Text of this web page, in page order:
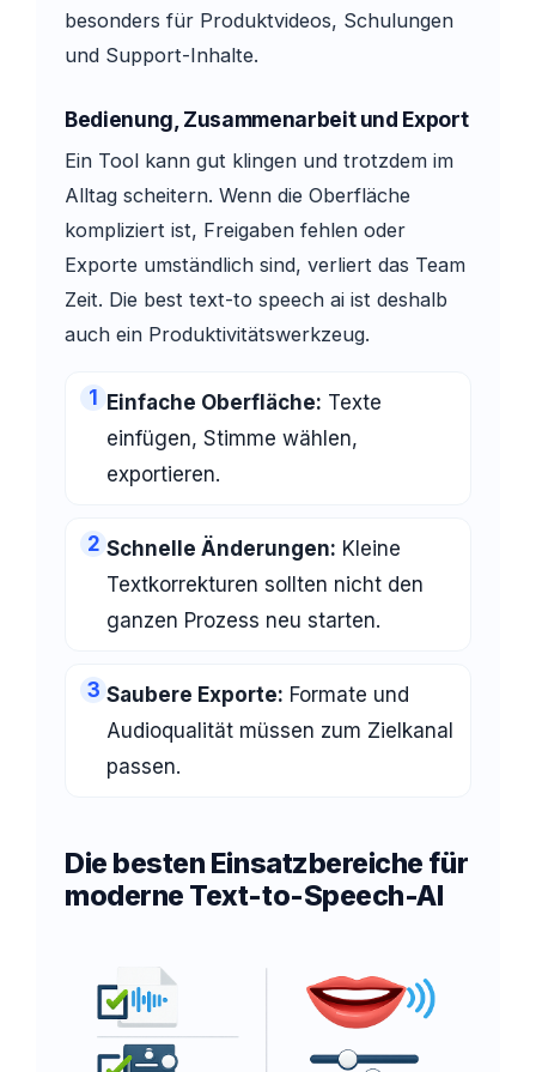
besonders für Produktvideos, Schulungen
und Support-Inhalte.
Bedienung, Zusammenarbeit und Export
Ein Tool kann gut klingen und trotzdem im
Alltag scheitern. Wenn die Oberfläche
kompliziert ist, Freigaben fehlen oder
Exporte umständlich sind, verliert das Team
Zeit. Die best text-to speech ai ist deshalb
auch ein Produktivitätswerkzeug.
1 Einfache Oberfläche: Texte
einfügen, Stimme wählen,
exportieren.
2 Schnelle Änderungen: Kleine
Textkorrekturen sollten nicht den
ganzen Prozess neu starten.
3 Saubere Exporte: Formate und
Audioqualität müssen zum Zielkanal
passen.
Die besten Einsatzbereiche für
moderne Text-to-Speech-AI